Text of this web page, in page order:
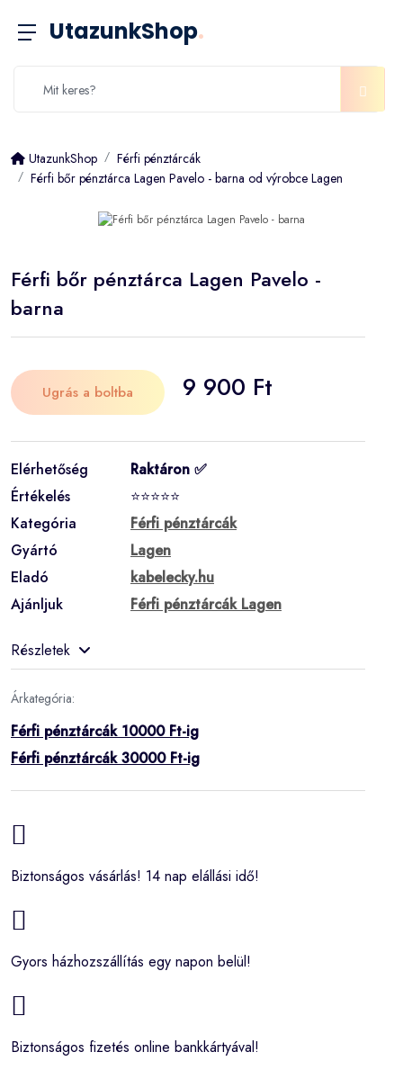
UtazunkShop.
UtazunkShop
Férfi pénztárcák
Férfi bőr pénztárca Lagen Pavelo - barna od výrobce Lagen
Férfi bőr pénztárca Lagen Pavelo -
barna
Ugrás a boltba 9 900 Ft
Elérhetőség
Raktáron ✅
Értékelés
⭐⭐⭐⭐⭐
Kategória
Férfi pénztárcák
Gyártó
Lagen
Eladó
kabelecky.hu
Ajánljuk
Férfi pénztárcák Lagen
Részletek
Árkategória:
Férfi pénztárcák 10000 Ft-ig
Férfi pénztárcák 30000 Ft-ig
Biztonságos vásárlás! 14 nap elállási idő!
Gyors házhozszállítás egy napon belül!
Biztonságos fizetés online bankkártyával!